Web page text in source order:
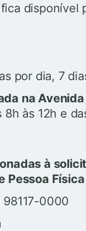
disponível
por dia, 7
na
às 12h e
à
Pessoa
0000